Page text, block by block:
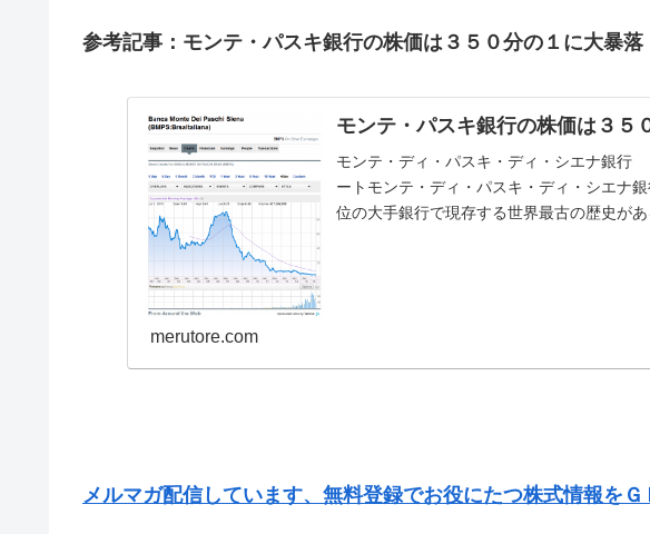
参考記事：モンテ・パスキ銀行の株価は３５０分の１に大暴落
モンテ・パスキ銀行の株価は３５
モンテ・ディ・パスキ・ディ・シエナ銀行
ートモンテ・ディ・パスキ・ディ・シエナ
位の大手銀行で現存する世界最古の歴史が
merutore.com
メルマガ配信しています、無料登録でお役にたつ株式情報をＧ